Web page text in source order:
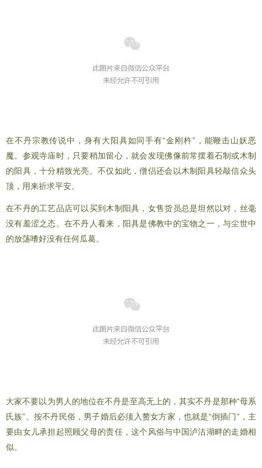
在不丹宗教传说中，身有大阳具如同手有“金刚杵”，能鞭击山妖恶
魔。参观寺庙时，只要稍加留心，就会发现佛像前常摆着石制或木制
的阳具，十分精致光亮。不仅如此，僧侣还会以木制阳具轻敲信众头
顶，用来祈求平安。
在不丹的工艺品店可以买到木制阳具，女售货员总是坦然以对，丝毫
没有羞涩之态。在不丹人看来，阳具是佛教中的宝物之一，与尘世中
的放荡嗜好没有任何瓜葛。
大家不要以为男人的地位在不丹是至高无上的，其实不丹是那种“母系
氏族”。按不丹民俗，男子婚后必须入赘女方家，也就是“倒插门”，主
要由女儿承担起照顾父母的责任，这个风俗与中国泸沽湖畔的走婚相
似。